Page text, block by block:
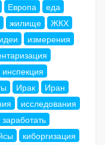
Европа
еда
жилище
ЖКХ
идеи
измерения
инспекция
Ирак
Иран
исследования
заработать
киборгизация